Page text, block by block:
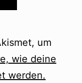
um
wie deine
werden.